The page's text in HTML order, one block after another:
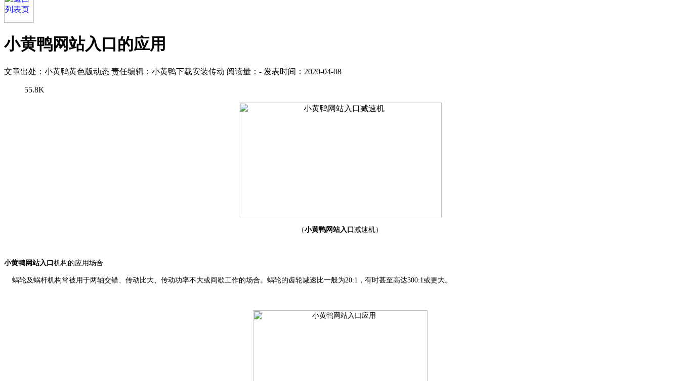
小黄鸭网站入口的应用
文章出处：小黄鸭黄色版动态 责任编辑：小黄鸭下载安装传动 阅读量： - 发表时间：2020-04-08
55.8K
（小黄鸭网站入口 减速机）
小黄鸭网站入口 机构的应用场合
蜗轮及蜗杆机构常被用于两轴交错、传动比大、传动功率不大或间歇工作的场合。蜗轮的齿轮减速比一般为20:1，有时甚至高达300:1或更大。